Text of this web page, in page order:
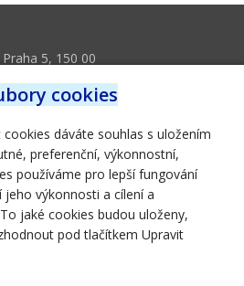
5, 150 00
cookies
dáváte souhlas s uložením
preferenční, výkonnostní,
používáme pro lepší fungování
výkonnosti a cílení a
jaké cookies budou uloženy,
pod tlačítkem Upravit